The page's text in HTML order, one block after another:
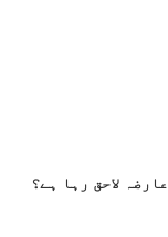
لاحق رہا ہے؟